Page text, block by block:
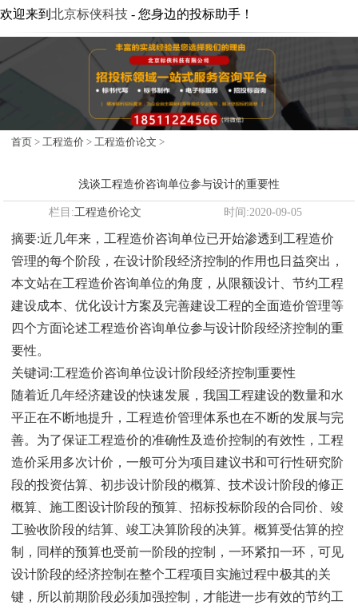
欢迎来到 北京标侠科技 - 您身边的投标助手！
首页 > 工程造价 > 工程造价论文 >
浅谈工程造价咨询单位参与设计的重要性
栏目:工程造价论文 时间:2020-09-05
摘要:近几年来，工程造价咨询单位已开始渗透到工程造价
管理的每个阶段，在设计阶段经济控制的作用也日益突出，
本文站在工程造价咨询单位的角度，从限额设计、节约工程
建设成本、优化设计方案及完善建设工程的全面造价管理等
四个方面论述工程造价咨询单位参与设计阶段经济控制的重
要性。
关键词:工程造价咨询单位设计阶段经济控制重要性
随着近几年经济建设的快速发展，我国工程建设的数量和水
平正在不断地提升，工程造价管理体系也在不断的发展与完
善。为了保证工程造价的准确性及造价控制的有效性，工程
造价采用多次计价，一般可分为项目建议书和可行性研究阶
段的投资估算、初步设计阶段的概算、技术设计阶段的修正
概算、施工图设计阶段的预算、招标投标阶段的合同价、竣
工验收阶段的结算、竣工决算阶段的决算。概算受估算的控
制，同样的预算也受前一阶段的控制，一环紧扣一环，可见
设计阶段的经济控制在整个工程项目实施过程中极其的关
键，所以前期阶段必须加强控制，才能进一步有效的节约工